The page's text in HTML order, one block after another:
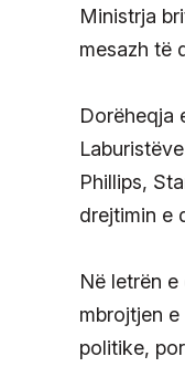
Ministrja
mesazh të
Dorëheqja
Phillips,
drejtimin e
Në letrën
mbrojtjen
politike,